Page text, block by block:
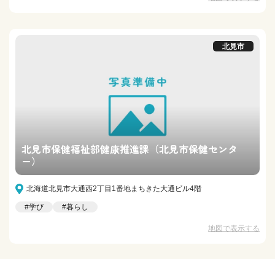
北見市
北見市保健福祉部健康推進課（北見市保健センタ
ー）
北海道北見市大通西2丁目1番地まちきた大通ビル4階
#学び #暮らし
地図で表示する